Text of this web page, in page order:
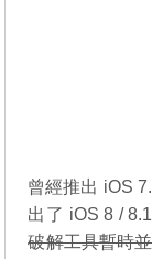
曾經推出 iOS
出了 iOS 8 /
破解工具暫時